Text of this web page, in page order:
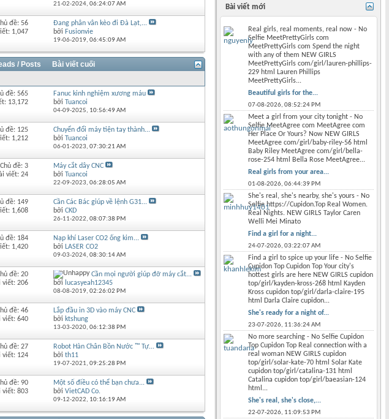
21-02-2024, 06:24:07 AM
đề: 56
1,047
Đang phân vân kèo đi Đà Lạt,...
bởi Fusionvie
19-06-2019, 06:45:09 AM
/ Posts
Bài viết cuối
đề: 565
13,172
Fanuc kinh nghiệm xương máu
bởi Tuancoi
04-09-2025, 10:56:49 AM
đề: 125
1,212
Chuyển đổi máy tiện tay thành...
bởi Tuancoi
06-01-2023, 07:30:21 AM
Chủ đề: 3
viết: 24
Máy cắt dây CNC
bởi Tuancoi
22-09-2023, 06:28:05 AM
đề: 149
1,608
Cần Các Bác giúp về lệnh G31...
bởi CKD
26-11-2022, 08:07:38 PM
đề: 184
1,420
Nạp khí Laser CO2 ống kim...
bởi LASER CO2
09-03-2024, 08:30:14 AM
đề: 20
viết: 206
Cần mọi người giúp đỡ máy cắt...
bởi lucasyeah12345
08-08-2019, 02:26:02 PM
đề: 46
viết: 640
Lắp đầu in 3D vào máy CNC
bởi ktshung
13-03-2020, 06:12:38 PM
đề: 27
viết: 124
Robot Hàn Chân Bồn Nước ™ Tự...
bởi th11
19-07-2021, 09:25:28 PM
đề: 90
viết: 803
Một số điều có thể bạn chưa...
bởi VietCAD Co.
09-12-2022, 10:16:19 AM
Bài viết mới
Real girls, real moments, real now - No
Selfie MeetPrettyGirls com
MeetPrettyGirls com Spend the night
with any of them NEW GIRLS
MeetPrettyGirls com/girl/lauren-phillips-
229 html Lauren Phillips
MeetPrettyGirls...
Beautiful girls for the...
07-08-2026, 08:52:24 PM
Meet a girl from your city tonight - No
Selfie MeetAgree com MeetAgree com
Her Place Or Yours? Now NEW GIRLS
MeetAgree com/girl/baby-riley-56 html
Baby Riley MeetAgree com/girl/bella-
rose-254 html Bella Rose MeetAgree...
Real girls from your area...
01-08-2026, 06:44:39 PM
She's real, she's nearby, she's yours - No
Selfie https://Cupidon.Top Real Women.
Real Nights. NEW GIRLS Taylor Caren
Welli Mei Minato
Find a girl for a night...
24-07-2026, 03:22:07 AM
Find a girl to spice up your life - No Selfie
Cupidon Top Cupidon Top Your city's
hottest girls are here NEW GIRLS cupidon
top/girl/kayden-kross-268 html Kayden
Kross cupidon top/girl/darla-claire-195
html Darla Claire cupidon...
She's ready for a night of...
23-07-2026, 11:36:24 AM
No more searching - No Selfie Cupidon
Top Cupidon Top Real connection with a
real woman NEW GIRLS cupidon
top/girl/solar-kate-70 html Solar Kate
cupidon top/girl/catalina-131 html
Catalina cupidon top/girl/baeasian-124
html...
She's real, she's close,...
22-07-2026, 11:09:53 PM